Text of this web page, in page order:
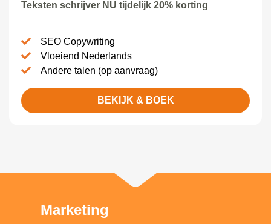
Teksten schrijver NU tijdelijk 20% korting
SEO Copywriting
Vloeiend Nederlands
Andere talen (op aanvraag)
BEKIJK & BOEK
Marketing